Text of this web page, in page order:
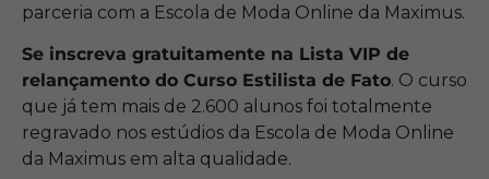
parceria com a Escola de Moda Online da Maximus.
Se inscreva gratuitamente na Lista VIP de
relançamento do Curso Estilista de Fato. O curso
que já tem mais de 2.600 alunos foi totalmente
regravado nos estúdios da Escola de Moda Online
da Maximus em alta qualidade.